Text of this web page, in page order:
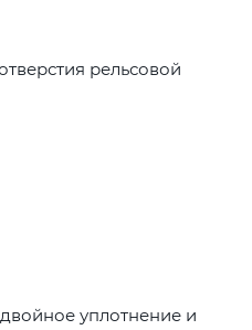
рельсовой
уплотнение и